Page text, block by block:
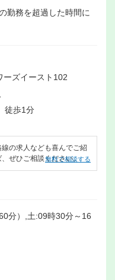
勤務を超過した時間に
ズイースト102
徒歩1分
の求人なども喜んでご紹
ぜひご相談ください。
無料で相談する
分）,土:09時30分～16